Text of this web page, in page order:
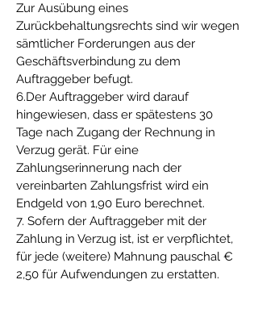
Zur Ausübung eines
Zurückbehaltungsrechts sind wir wegen
sämtlicher Forderungen aus der
Geschäftsverbindung zu dem
Auftraggeber befugt.
6.Der Auftraggeber wird darauf
hingewiesen, dass er spätestens 30
Tage nach Zugang der Rechnung in
Verzug gerät. Für eine
Zahlungserinnerung nach der
vereinbarten Zahlungsfrist wird ein
Endgeld von 1,90 Euro berechnet.
7. Sofern der Auftraggeber mit der
Zahlung in Verzug ist, ist er verpflichtet,
für jede (weitere) Mahnung pauschal €
2,50 für Aufwendungen zu erstatten.